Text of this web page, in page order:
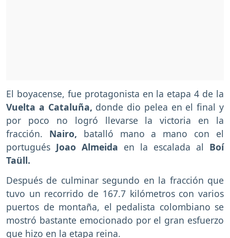
El boyacense, fue protagonista en la etapa 4 de la
Vuelta a Cataluña, donde dio pelea en el final y
por poco no logró llevarse la victoria en la
fracción. Nairo, batalló mano a mano con el
portugués Joao Almeida en la escalada al Boí
Taüll.
Después de culminar segundo en la fracción que
tuvo un recorrido de 167.7 kilómetros con varios
puertos de montaña, el pedalista colombiano se
mostró bastante emocionado por el gran esfuerzo
que hizo en la etapa reina.